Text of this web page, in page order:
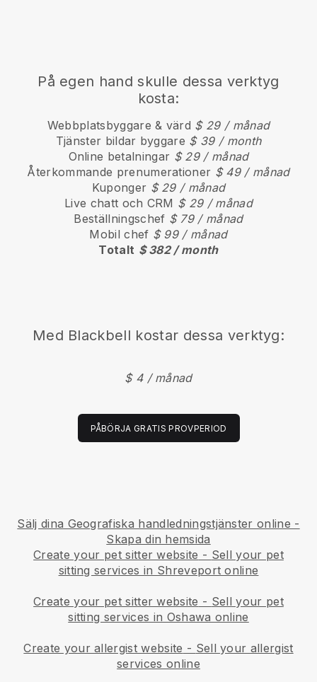
På egen hand skulle dessa verktyg
kosta:
Webbplatsbyggare & värd $ 29 / månad
Tjänster bildar byggare $ 39 / month
Online betalningar $ 29 / månad
Återkommande prenumerationer $ 49 / månad
Kuponger $ 29 / månad
Live chatt och CRM $ 29 / månad
Beställningschef $ 79 / månad
Mobil chef $ 99 / månad
Totalt $ 382 / month
Med Blackbell kostar dessa verktyg:
$ 4 / månad
PÅBÖRJA GRATIS PROVPERIOD
Sälj dina Geografiska handledningstjänster online -
Skapa din hemsida
Create your pet sitter website - Sell your pet
sitting services in Shreveport online
Create your pet sitter website - Sell your pet
sitting services in Oshawa online
Create your allergist website - Sell your allergist
services online